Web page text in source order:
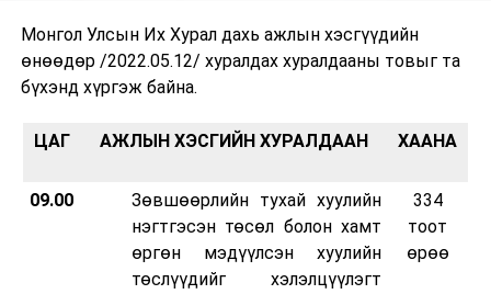
Монгол Улсын Их Хурал дахь ажлын хэсгүүдийн
өнөөдөр /2022.05.12/ хуралдах хуралдааны товыг та
бүхэнд хүргэж байна.
ЦАГ АЖЛЫН ХЭСГИЙН ХУРАЛДААН ХААНА
09.00
Зөвшөөрлийн тухай хуулийн
нэгтгэсэн төсөл болон хамт
өргөн мэдүүлсэн хуулийн
төслүүдийг хэлэлцүүлэгт
334
тоот
өрөө